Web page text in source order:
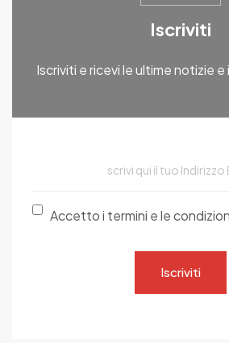
Iscriviti
Iscriviti e ricevi le ultime notizie e
Accetto i termini e le
Iscriviti